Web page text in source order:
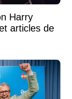
Harry
articles de